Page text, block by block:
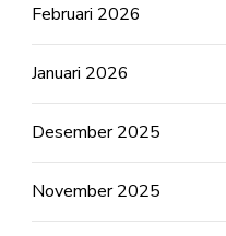
Februari 2026
Januari 2026
Desember 2025
November 2025